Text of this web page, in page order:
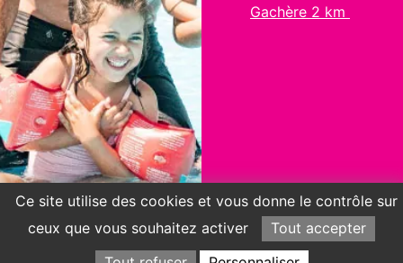
Gachère 2 km
Ce site utilise des cookies et vous donne le contrôle sur
ceux que vous souhaitez activer
Tout accepter